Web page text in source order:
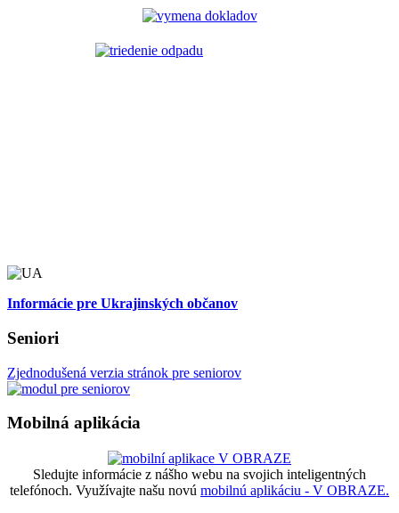
Informácie pre Ukrajinských občanov
Seniori
Zjednodušená verzia stránok pre seniorov
Mobilná aplikácia
Sledujte informácie z nášho webu na svojich inteligentných
telefónoch. Využívajte našu novú mobilnú aplikáciu - V OBRAZE.